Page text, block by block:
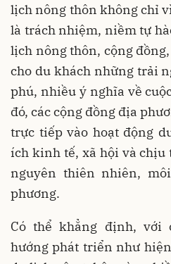
lịch nông thôn không chỉ
là trách nhiệm, niềm tự
lịch nông thôn, cộng
cho du khách những trải
phú, nhiều ý nghĩa về
đó, các cộng đồng địa
trực tiếp vào hoạt động
ích kinh tế, xã hội và chịu
nguyên thiên nhiên,
phương.
Có thể khẳng định, với
hướng phát triển như hiện